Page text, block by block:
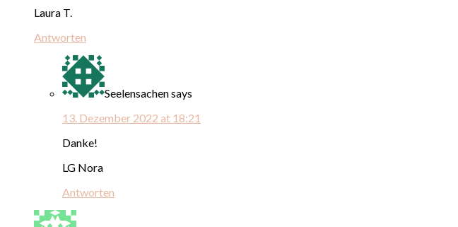
Laura T.
Antworten
Seelensachensays
13. Dezember 2022 at 18:21
Danke!
LG Nora
Antworten